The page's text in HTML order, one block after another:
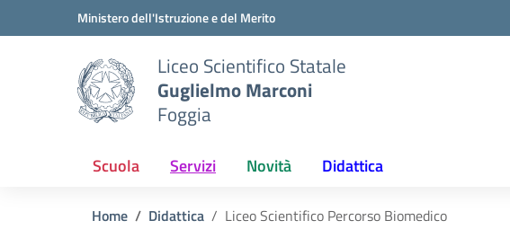
Vai ai contenuti
Vai al menu di navigazioneMinistero dell'Istruzione e del Merito
Liceo Scientifico Statale
Guglielmo Marconi
Foggia
Scuola Servizi Novità Didattica
Home Didattica Liceo Scientifico Percorso Biomedico